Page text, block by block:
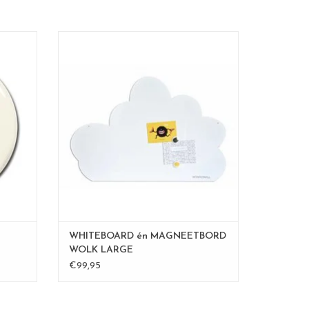
de
en
2 in 1 :Deze wolk is beschrijfbaar met een
whiteboard stift én tegelijk een
magneetbord.
formaat 54 x 80 cm
materiaal: powder coated staal
WHITEBOARD én MAGNEETBORD
WOLK LARGE
€99,95